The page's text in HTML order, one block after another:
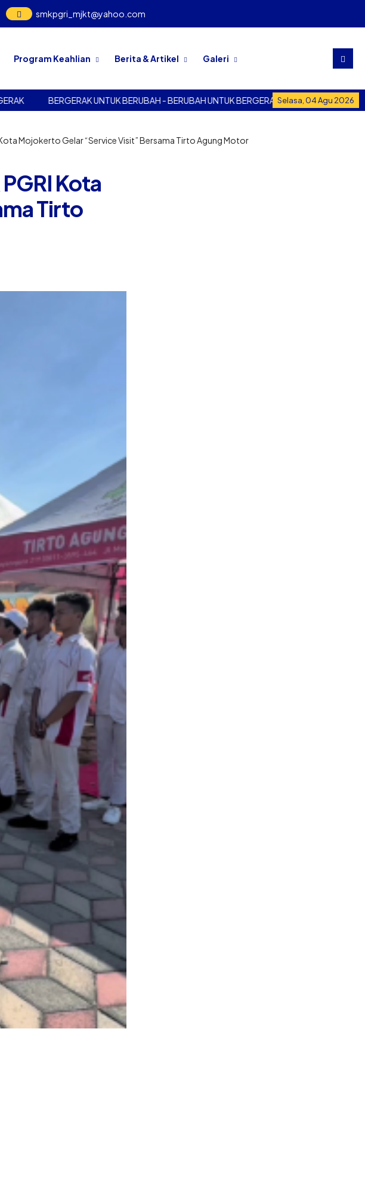
smkpgri_mjkt@yahoo.com
Program Keahlian Berita & Artikel Galeri
Selasa, 04 Agu 2026
BERUBAH - BERUBAH UNTUK BERGERAK BERGERAK UNTUK BERUBAH -
Mojokerto Gelar “Service Visit” Bersama Tirto Agung Motor
Kota
Tirto